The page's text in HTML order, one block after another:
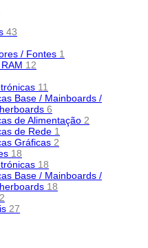
43
/ Fontes 1
12
11
Base / Mainboards /
6
de Alimentação 2
de Rede 1
Gráficas 2
18
18
Base / Mainboards /
18
27